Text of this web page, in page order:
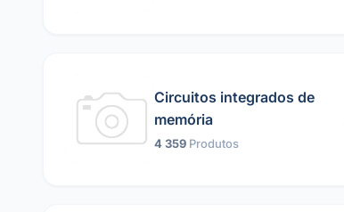
Circuitos integrados de
memória
4 359 Produtos